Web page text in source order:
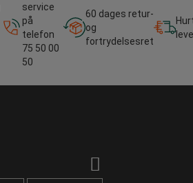
service
på
telefon
75 50 00
50
60 dages retur-
og
fortrydelsesret